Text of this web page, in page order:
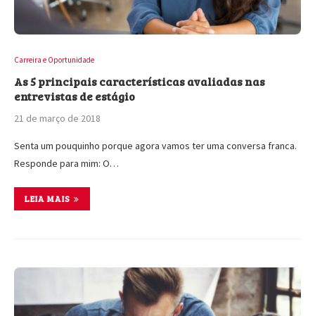
Carreira e Oportunidade
As 5 principais características avaliadas nas
entrevistas de estágio
21 de março de 2018
Senta um pouquinho porque agora vamos ter uma conversa franca.
Responde para mim: O…
LEIA MAIS